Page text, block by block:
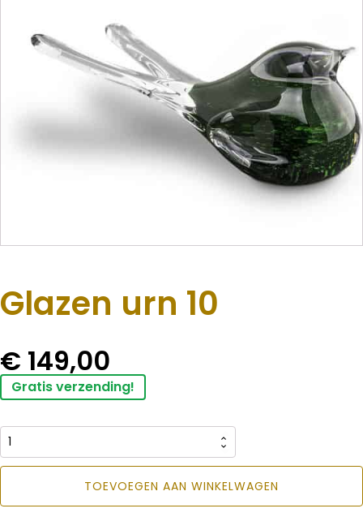
Glazen urn 10
€ 149,00
Gratis verzending!
Glazen
urn
TOEVOEGEN AAN WINKELWAGEN